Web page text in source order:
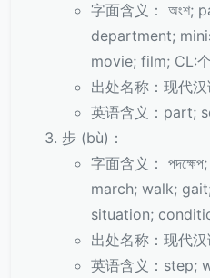
字面含义： অংশ;
department;
movie; film; CL:个
出处名称：现代
英语含义：part;
步 (bù)：
字面含义：
march; walk;
situation;
出处名称：现代
英语含义：step;